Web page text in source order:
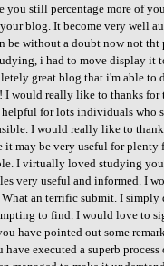
you still percentage more of
blog. It become very well
be without a doubt now not
i had to move display it
great blog that i'm able to
I would really like to thanks
for lots individuals who
I would really like to
may be very useful for
I virtually loved studying
very useful and informed. I
an terrific submit. I simply
to find. I would love to
have pointed out some
executed a superb process